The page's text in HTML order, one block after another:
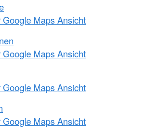
Google Maps Ansicht
Google Maps Ansicht
Google Maps Ansicht
Google Maps Ansicht